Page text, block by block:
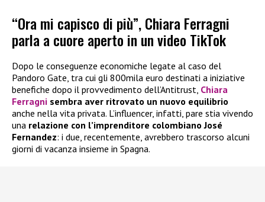
“Ora mi capisco di più”, Chiara Ferragni
parla a cuore aperto in un video TikTok
Dopo le conseguenze economiche legate al caso del
Pandoro Gate, tra cui gli 800mila euro destinati a iniziative
benefiche dopo il provvedimento dell’Antitrust, Chiara
Ferragni sembra aver ritrovato un nuovo equilibrio
anche nella vita privata. L’influencer, infatti, pare stia vivendo
una relazione con l’imprenditore colombiano José
Fernandez: i due, recentemente, avrebbero trascorso alcuni
giorni di vacanza insieme in Spagna.